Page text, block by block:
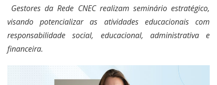
Gestores da Rede CNEC realizam seminário estratégico,
visando potencializar as atividades educacionais com
responsabilidade social, educacional, administrativa e
financeira.